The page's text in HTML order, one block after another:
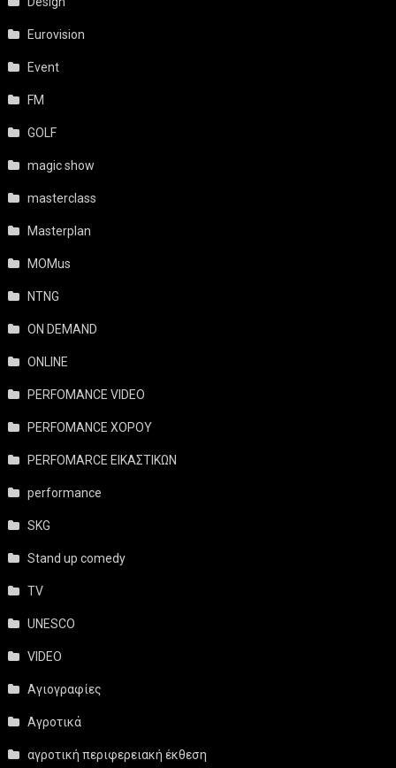
Eurovision
Event
FM
GOLF
magic show
masterclass
Masterplan
MOMus
NTNG
ON DEMAND
ONLINE
PERFOMANCE VIDEO
PERFOMANCE ΧΟΡΟΥ
PERFOMARCE ΕΙΚΑΣΤΙΚΩΝ
performance
SKG
Stand up comedy
TV
UNESCO
VIDEO
Αγιογραφίες
Αγροτικά
αγροτική περιφερειακή έκθεση